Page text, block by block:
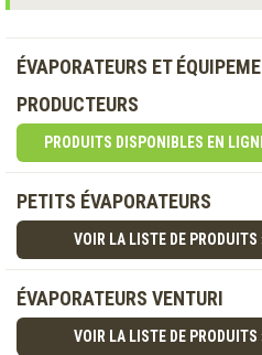
ÉVAPORATEURS ET
PRODUCTEURS
PRODUITS DISPONIBLES EN
PETITS ÉVAPORATEURS
VOIR LA LISTE DE PRODUITS
ÉVAPORATEURS VENTURI
VOIR LA LISTE DE PRODUITS